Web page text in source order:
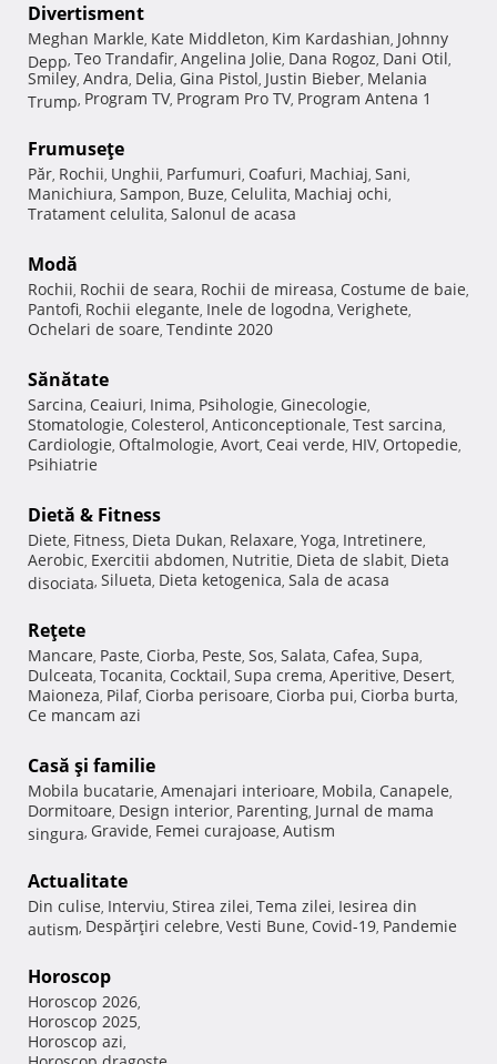
Divertisment
Meghan Markle, Kate Middleton, Kim Kardashian, Johnny
Depp, Teo Trandafir, Angelina Jolie, Dana Rogoz, Dani Otil,
Smiley, Andra, Delia, Gina Pistol, Justin Bieber, Melania
Trump, Program TV, Program Pro TV, Program Antena 1
Frumuseţe
Păr, Rochii, Unghii, Parfumuri, Coafuri, Machiaj, Sani,
Manichiura, Sampon, Buze, Celulita, Machiaj ochi,
Tratament celulita, Salonul de acasa
Modă
Rochii, Rochii de seara, Rochii de mireasa, Costume de baie,
Pantofi, Rochii elegante, Inele de logodna, Verighete,
Ochelari de soare, Tendinte 2020
Sănătate
Sarcina, Ceaiuri, Inima, Psihologie, Ginecologie,
Stomatologie, Colesterol, Anticonceptionale, Test sarcina,
Cardiologie, Oftalmologie, Avort, Ceai verde, HIV, Ortopedie,
Psihiatrie
Dietă & Fitness
Diete, Fitness, Dieta Dukan, Relaxare, Yoga, Intretinere,
Aerobic, Exercitii abdomen, Nutritie, Dieta de slabit, Dieta
disociata, Silueta, Dieta ketogenica, Sala de acasa
Reţete
Mancare, Paste, Ciorba, Peste, Sos, Salata, Cafea, Supa,
Dulceata, Tocanita, Cocktail, Supa crema, Aperitive, Desert,
Maioneza, Pilaf, Ciorba perisoare, Ciorba pui, Ciorba burta,
Ce mancam azi
Casă şi familie
Mobila bucatarie, Amenajari interioare, Mobila, Canapele,
Dormitoare, Design interior, Parenting, Jurnal de mama
singura, Gravide, Femei curajoase, Autism
Actualitate
Din culise, Interviu, Stirea zilei, Tema zilei, Iesirea din
autism, Despărţiri celebre, Vesti Bune, Covid-19, Pandemie
Horoscop
Horoscop 2026,
Horoscop 2025,
Horoscop azi,